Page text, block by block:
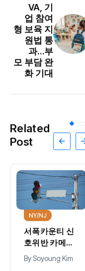
VA, 기
업 참여
형 보육 지
원법 통
과…부
모 부담 완
화 기대
Related
Post
NY/NJ
서폭카운티 신
호위반 카메라
벌금 일부 환
급…운전자당
BySoyoung Kim